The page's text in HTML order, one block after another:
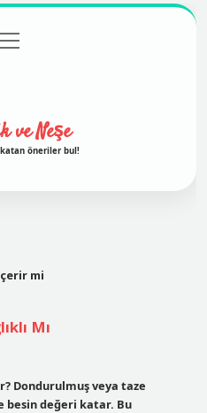
ve Neşe
katan öneriler bul!
mi
Mı
Dondurulmuş veya taze
besin değeri katar. Bu